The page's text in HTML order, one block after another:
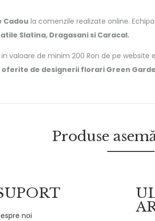
Cadou la comenzile realizate online.
Slatina, Dragasani si Caracal.
valoare de minim 200 Ron de pe website
de designerii florari Green
Produse
noi